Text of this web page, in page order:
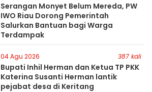
Serangan Monyet Belum Mereda, PW
IWO Riau Dorong Pemerintah
Salurkan Bantuan bagi Warga
Terdampak
04 Agu 2026 387 kali
Bupati Inhil Herman dan Ketua TP PKK
Katerina Susanti Herman lantik
pejabat desa di Keritang